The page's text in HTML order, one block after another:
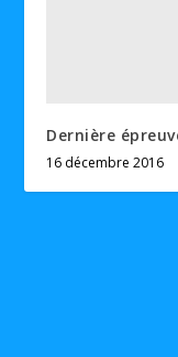
Dernière
16 décembre 2016